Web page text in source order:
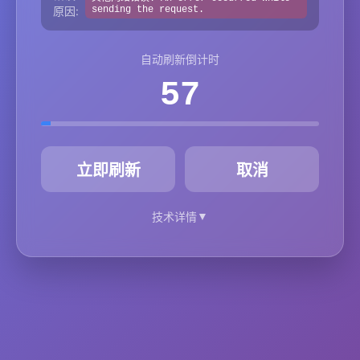
原因:
sending the request.
自动刷新倒计时
57
立即刷新 取消
技术详情▼